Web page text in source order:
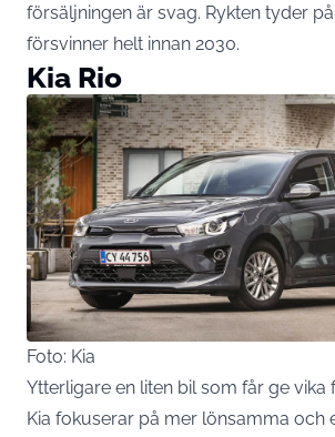
försäljningen är svag. Rykten tyder
försvinner helt innan 2030.
Kia Rio
Foto: Kia
Ytterligare en liten bil som får ge vika
Kia fokuserar på mer lönsamma och